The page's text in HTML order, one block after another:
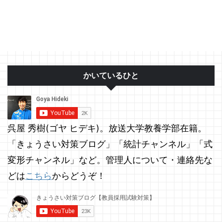
かいているひと
呉屋 秀樹(ゴヤ ヒデキ)。放送大学教養学部在籍。
「きょうさい対策ブログ」「統計チャンネル」「式
変形チャンネル」など。管理人について・連絡先な
どはこちらからどうぞ！